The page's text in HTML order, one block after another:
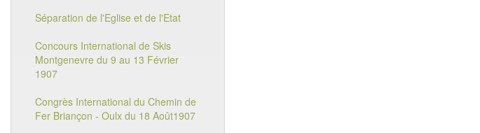
Séparation de l'Eglise et de l'Etat
Concours International de Skis
Montgenevre du 9 au 13 Février
1907
Congrès International du Chemin de
Fer Briançon - Oulx du 18 Août1907